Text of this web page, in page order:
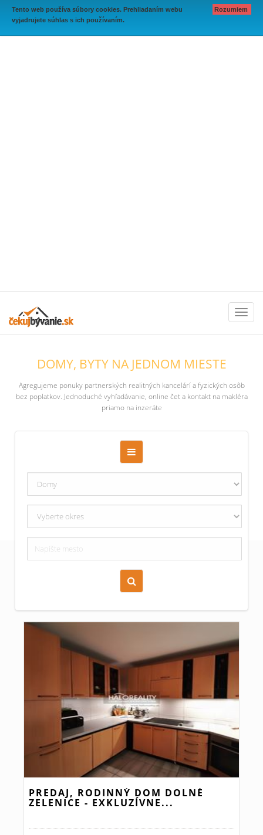
Tento web používa súbory cookies. Prehliadaním webu
vyjadrujete súhlas s ich používaním.
Rozumiem
DOMY, BYTY NA JEDNOM MIESTE
Agregujeme ponuky partnerských realitných kancelárí a fyzických osôb
bez poplatkov. Jednoduché vyhľadávanie, online čet a kontakt na makléra
priamo na inzeráte
Zoraď podľa času pridania
PREDAJ, RODINNÝ DOM DOLNÉ
ZELENICE - EXKLUZÍVNE...